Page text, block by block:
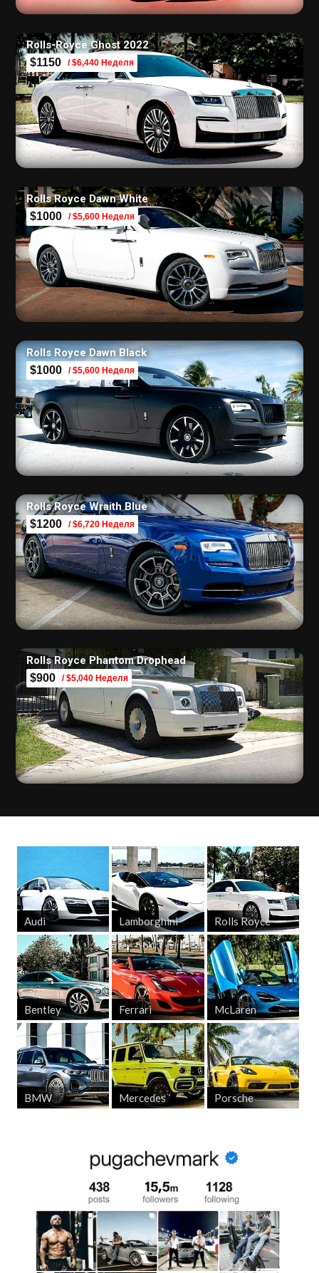
Rolls-Royce Ghost 2022
$1150 / $6,440 Неделя
Rolls Royce Dawn White
$1000 / $5,600 Неделя
Rolls Royce Dawn Black
$1000 / $5,600 Неделя
Rolls Royce Wraith Blue
$1200 / $6,720 Неделя
Rolls Royce Phantom Drophead
$900 / $5,040 Неделя
Audi Lamborghini Rolls Royce
Bentley Ferrari McLaren
BMW Mercedes Porsche